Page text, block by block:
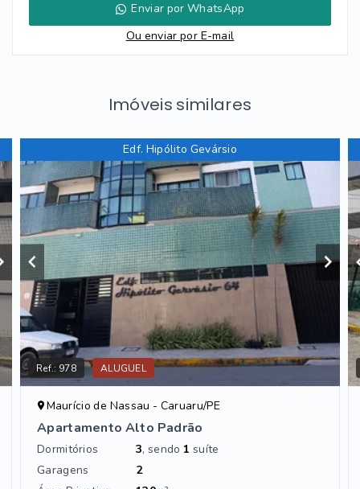
Enviar por WhatsApp
Ou enviar por E-mail
Imóveis similares
Edf. Hipólito Gevársio
Ref.: 978 ALUGUEL
Maurício de Nassau - Caruaru/PE
Apartamento Alto Padrão
Dormitórios 3, sendo 1 suíte
Garagens
2